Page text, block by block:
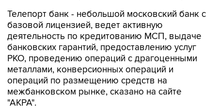
Телепорт банк - небольшой московский банк с
базовой лицензией, ведет активную
деятельность по кредитованию МСП, выдаче
банковских гарантий, предоставлению услуг
РКО, проведению операций с драгоценными
металлами, конверсионных операций и
операций по размещению средств на
межбанковском рынке, сказано на сайте
"АКРА".